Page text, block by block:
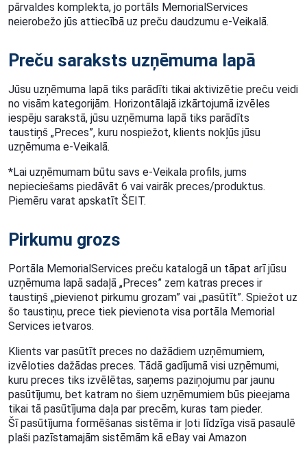
pārvaldes komplekta, jo portāls MemorialServices
neierobežo jūs attiecībā uz preču daudzumu e-Veikalā.
Preču saraksts uzņēmuma lapā
Jūsu uzņēmuma lapā tiks parādīti tikai aktivizētie preču veidi
no visām kategorijām. Horizontālajā izkārtojumā izvēles
iespēju sarakstā, jūsu uzņēmuma lapā tiks parādīts
taustiņš „Preces”, kuru nospiežot, klients nokļūs jūsu
uzņēmuma e-Veikalā.
*Lai uzņēmumam būtu savs e-Veikala profils, jums
nepieciešams piedāvāt 6 vai vairāk preces/produktus.
Piemēru varat apskatīt ŠEIT.
Pirkumu grozs
Portāla MemorialServices preču katalogā un tāpat arī jūsu
uzņēmuma lapā sadaļā „Preces” zem katras preces ir
taustiņš „pievienot pirkumu grozam” vai „pasūtīt”. Spiežot uz
šo taustiņu, prece tiek pievienota visa portāla Memorial
Services ietvaros.
Klients var pasūtīt preces no dažādiem uzņēmumiem,
izvēloties dažādas preces. Tādā gadījumā visi uzņēmumi,
kuru preces tiks izvēlētas, saņems paziņojumu par jaunu
pasūtījumu, bet katram no šiem uzņēmumiem būs pieejama
tikai tā pasūtījuma daļa par precēm, kuras tam pieder.
Šīpasūtījuma formēšanas sistēma ir ļoti līdzīga visā pasaulē
plaši pazīstamajām sistēmām kā eBay vai Amazon